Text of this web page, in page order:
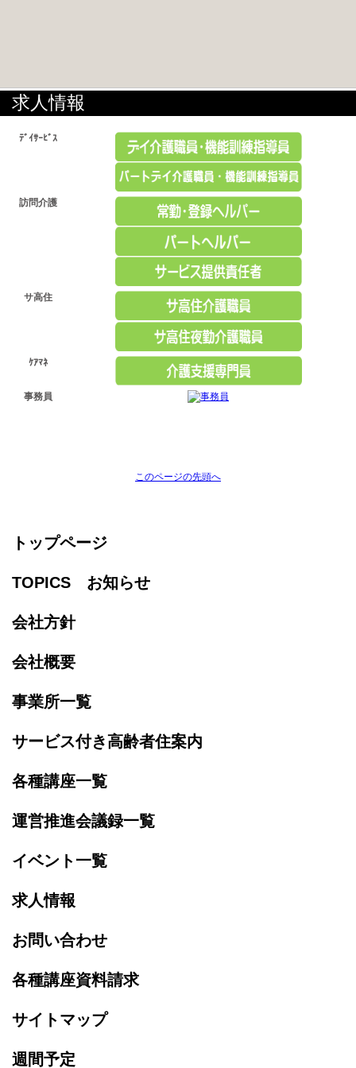
求人情報
ﾃﾞｲｻｰﾋﾞｽ
訪問介護
サ高住
ｹｱﾏﾈ
事務員
このページの先頭へ
トップページ
TOPICS お知らせ
会社方針
会社概要
事業所一覧
サービス付き高齢者住案内
各種講座一覧
運営推進会議録一覧
イベント一覧
求人情報
お問い合わせ
各種講座資料請求
サイトマップ
週間予定